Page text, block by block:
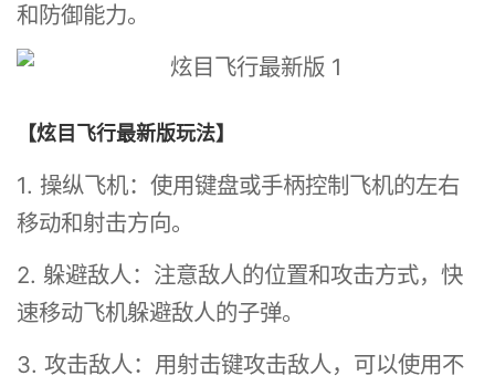
和防御能力。
【炫目飞行最新版玩法】
1. 操纵飞机：使用键盘或手柄控制飞机的左右
移动和射击方向。
2. 躲避敌人：注意敌人的位置和攻击方式，快
速移动飞机躲避敌人的子弹。
3. 攻击敌人：用射击键攻击敌人，可以使用不